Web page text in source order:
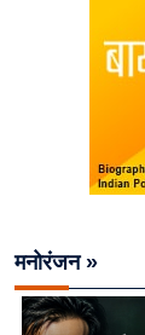
मनोरंजन »